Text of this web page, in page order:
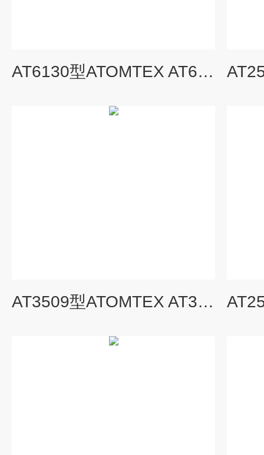
AT6130型ATOMTEX AT6130, A, D 辐射监测仪
AT3509型ATOMTEX AT3509, A, B, C 个人剂量计